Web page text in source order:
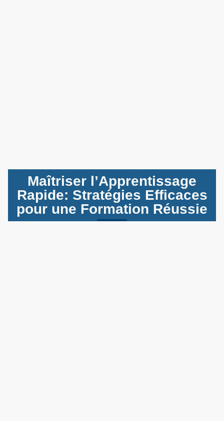
Maîtriser l’Apprentissage
Rapide: Stratégies Efficaces
pour une Formation Réussie